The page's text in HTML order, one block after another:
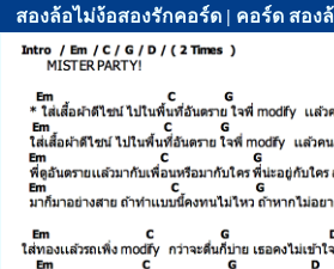
สองล้อไม่ง้อสองรักคอร์ด | คอร์ด สอง